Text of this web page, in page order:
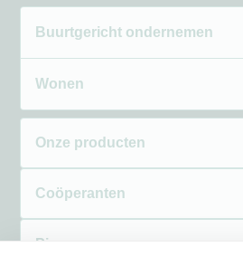
Buurtgericht ondernemen
Wonen
Onze producten
Coöperanten
Pigas